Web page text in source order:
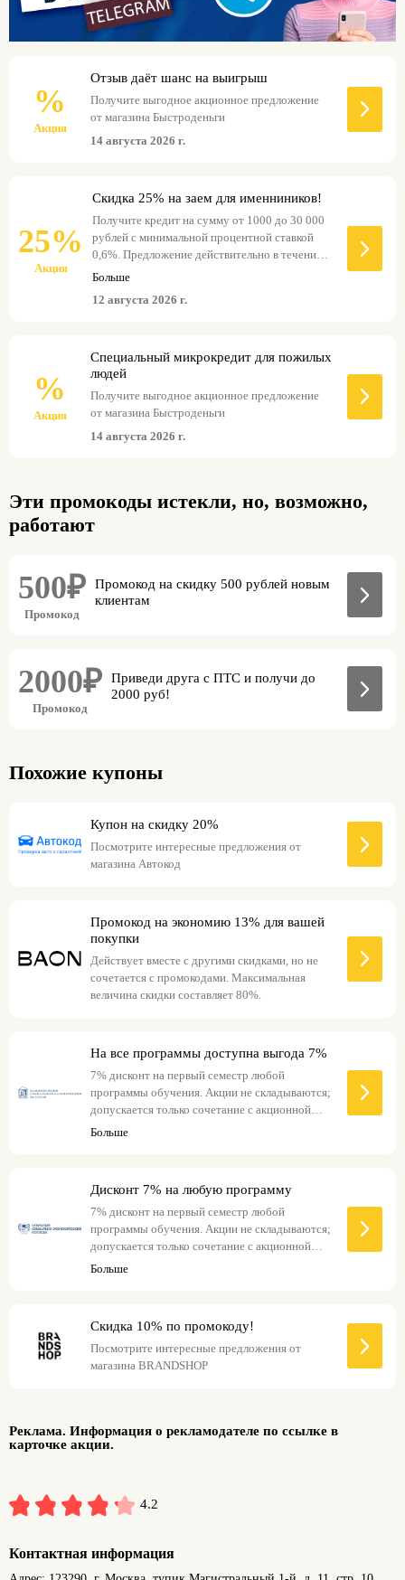
%
Акция
Отзыв даёт шанс на выигрыш
Получите выгодное акционное предложение
от магазина Быстроденьги
14 августа 2026 г.
25%
Акция
Скидка 25% на заем для именниников!
Получите кредит на сумму от 1000 до 30 000
рублей с минимальной процентной ставкой
0,6%. Предложение действительно в течение 7
дней.
Больше
12 августа 2026 г.
%
Акция
Специальный микрокредит для пожилых
людей
Получите выгодное акционное предложение
от магазина Быстроденьги
14 августа 2026 г.
Эти промокоды истекли, но, возможно,
работают
500₽
Промокод
Промокод на скидку 500 рублей новым
клиентам
2000₽
Промокод
Приведи друга с ПТС и получи до
2000 руб!
Похожие купоны
Купон на скидку 20%
Посмотрите интересные предложения от
магазина Автокод
Промокод на экономию 13% для вашей
покупки
Действует вместе с другими скидками, но не
сочетается с промокодами. Максимальная
величина скидки составляет 80%.
На все программы доступна выгода 7%
7% дисконт на первый семестр любой
программы обучения. Акции не складываются;
допускается только сочетание с акционной
ценой на сайте.
Больше
Дисконт 7% на любую программу
7% дисконт на первый семестр любой
программы обучения. Акции не складываются;
допускается только сочетание с акционной
ценой на сайте.
Больше
Скидка 10% по промокоду!
Посмотрите интересные предложения от
магазина BRANDSHOP
Реклама. Информация о рекламодателе по ссылке в
карточке акции.
4.2
Контактная информация